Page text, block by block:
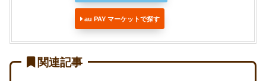
au PAY マーケットで探す
関連記事